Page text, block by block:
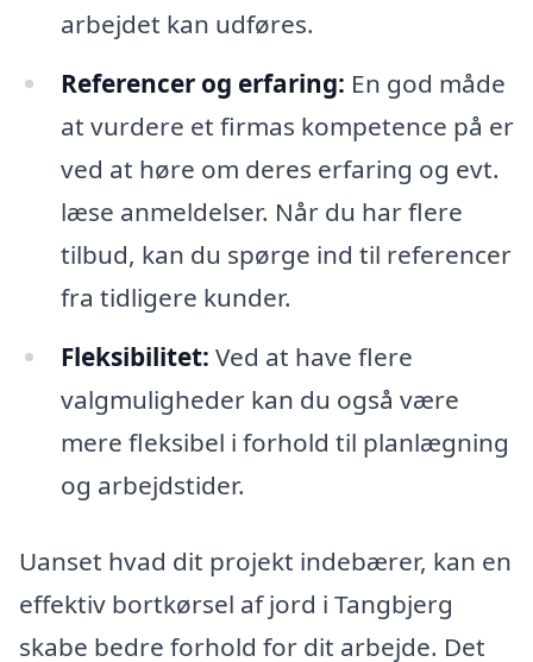
arbejdet kan udføres.
Referencer og erfaring: En god måde
at vurdere et firmas kompetence på er
ved at høre om deres erfaring og evt.
læse anmeldelser. Når du har flere
tilbud, kan du spørge ind til referencer
fra tidligere kunder.
Fleksibilitet: Ved at have flere
valgmuligheder kan du også være
mere fleksibel i forhold til planlægning
og arbejdstider.
Uanset hvad dit projekt indebærer, kan en
effektiv bortkørsel af jord i Tangbjerg
skabe bedre forhold for dit arbejde. Det